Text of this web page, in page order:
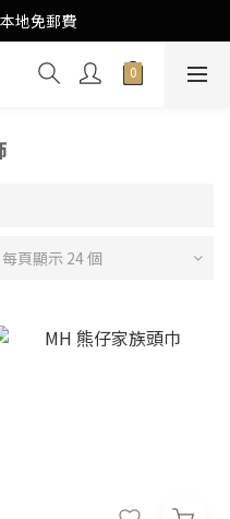
$1500 purchase
地免郵費
$1500 purchase
每頁顯示 24 個